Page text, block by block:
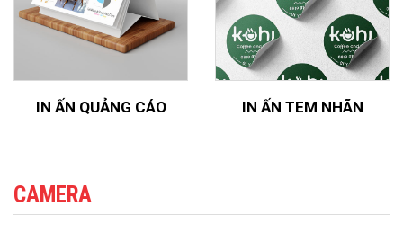
IN ẤN QUẢNG CÁO IN ẤN TEM NHÃN
CAMERA